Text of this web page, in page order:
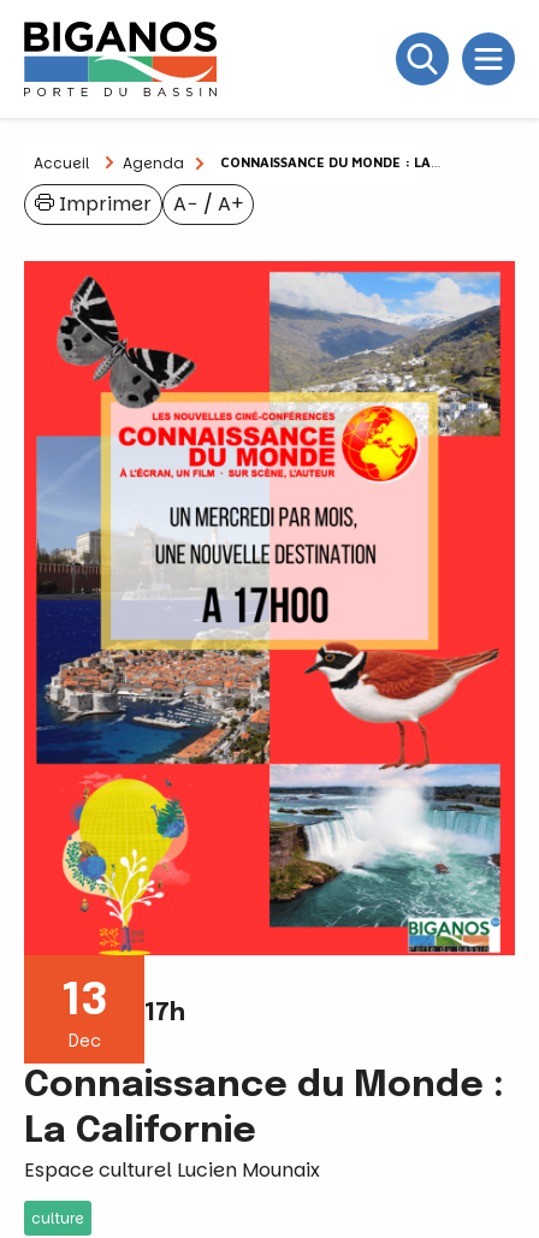
Accueil Agenda CONNAISSANCE DU MONDE : LA CALIFORNIE
A− / A+
Imprimer
13
Dec
17h
Connaissance du Monde :
La Californie
Espace culturel Lucien Mounaix
culture